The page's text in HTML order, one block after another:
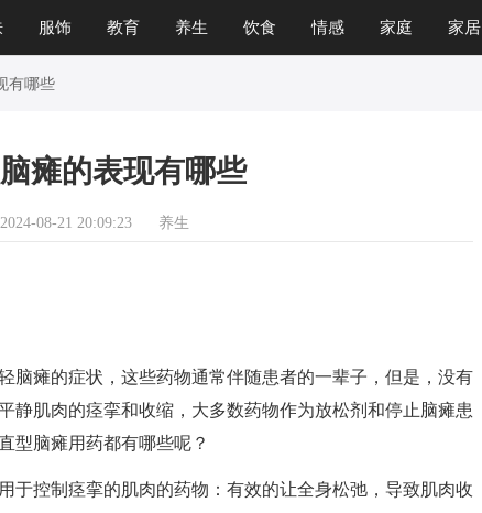
服饰 教育 养生 饮食 情感 家庭 家居
运程
有哪些
瘫的表现有哪些
08-21 20:09:23 养生
瘫的症状，这些药物通常伴随患者的一辈子，但是，没有
静肌肉的痉挛和收缩，大多数药物作为放松剂和停止脑瘫患
型脑瘫用药都有哪些呢？
控制痉挛的肌肉的药物：有效的让全身松弛，导致肌肉收